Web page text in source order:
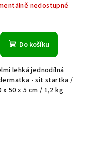
nedostupné
Do košíku
lehká jednodílná
- sit startka /
x 50 x 5 cm / 1,2 kg